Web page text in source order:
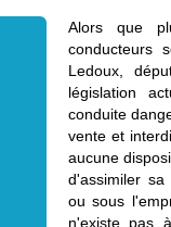
Alors que
conducteurs
Ledoux,
législation
conduite
vente et
aucune
d'assimiler
ou sous
n'existe pas